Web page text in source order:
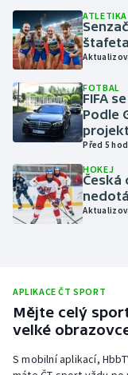
Lyže a snowboard
Moderní pětiboj
Motorsport
Olympijské hry
Parasport
Plavání
Ragby
Rychlobruslení
Rychlostní
ATLETIKA
FOTBAL
FIFA
Podle
Před 5 hod
HOKEJ
Česká
APLIKACE ČT SPORT
Mějte celý
velké
S mobilní aplikací,